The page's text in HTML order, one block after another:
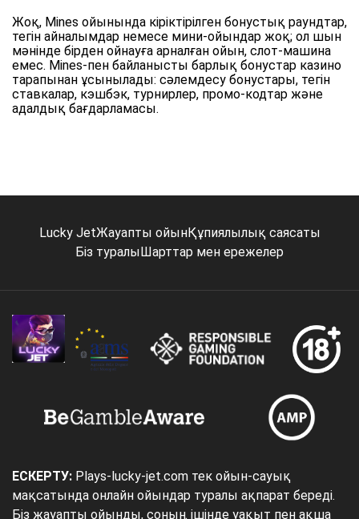
Жоқ, Mines ойынында кіріктірілген бонустық раундтар,
тегін айналымдар немесе мини-ойындар жоқ; ол шын
мәнінде бірден ойнауға арналған ойын, слот-машина
емес. Mines-пен байланысты барлық бонустар казино
тарапынан ұсынылады: сәлемдесу бонустары, тегін
ставкалар, кэшбэк, турнирлер, промо-кодтар және
адалдық бағдарламасы.
Lucky JetЖауапты ойынҚұпиялылық саясаты
Біз туралыШарттар мен ережелер
ЕСКЕРТУ: Plays-lucky-jet.com тек ойын-сауық
мақсатында онлайн ойындар туралы ақпарат береді.
Біз жауапты ойынды, соның ішінде уақыт пен ақша